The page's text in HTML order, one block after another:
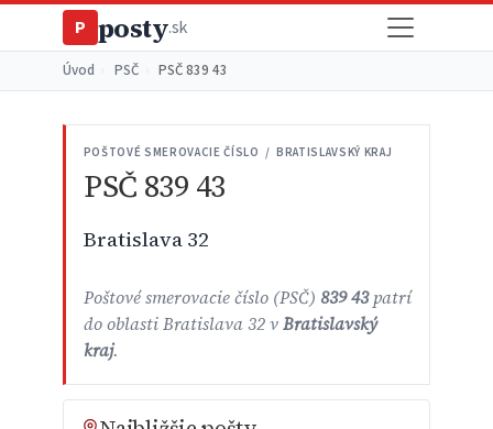
P posty.sk
Úvod PSČ PSČ 839 43
POŠTOVÉ SMEROVACIE ČÍSLO / BRATISLAVSKÝ KRAJ
PSČ 839 43
Bratislava 32
Poštové smerovacie číslo (PSČ) 839 43patrí
do oblasti Bratislava 32 vBratislavský
kraj.